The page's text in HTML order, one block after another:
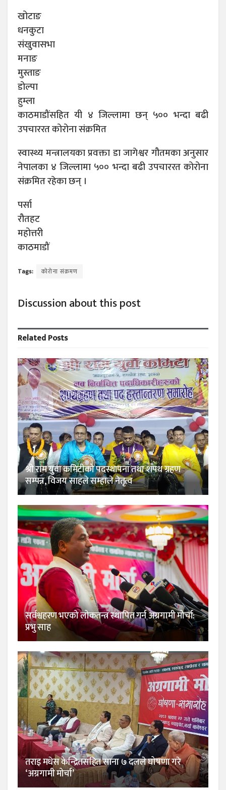
खोटाङ
धनकुटा
संखुवासभा
मनाङ
मुस्ताङ
डोल्पा
हुम्ला
काठमाडौंसहित यी ४ जिल्लामा छन् ५०० भन्दा बढी
उपचाररत कोरोना संक्रमित
स्वास्थ्य मन्त्रालयका प्रवक्ता डा जागेश्वर गौतमका अनुसार
नेपालका ४ जिल्लामा ५०० भन्दा बढी उपचाररत कोरोना
संक्रमित रहेका छन् ।
पर्सा
रौतहट
महोत्तरी
काठमाडौं
Tags: कोरोना संक्रमण
Discussion about this post
RelatedPosts
श्री राम युवा कमिटीको पदस्थापना तथा शपथ ग्रहण
सम्पन्न, विजय साहले सम्हाले नेतृत्व
सर्वश्वहरण भएको लोकतन्त्र स्थापित गर्न अग्रगामी मोर्चा:
प्रभु साह
तराइ मधेस केन्द्रितसहित साना ७ दलले घोषणा गरे
‘अग्रगामी मोर्चा’